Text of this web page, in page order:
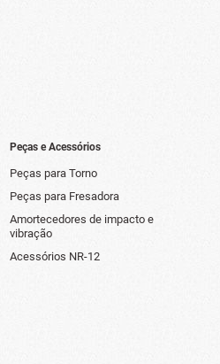
Peças e Acessórios
Peças para Torno
Peças para Fresadora
Amortecedores de impacto e
vibração
Acessórios NR-12